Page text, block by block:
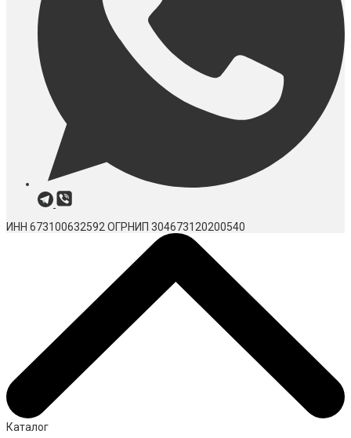
ИНН 673100632592 ОГРНИП 304673120200540
Каталог